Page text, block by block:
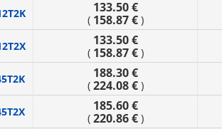
133.50 €
( 158.87 €)
133.50 €
( 158.87 €)
188.30 €
( 224.08 €)
185.60 €
( 220.86 €)